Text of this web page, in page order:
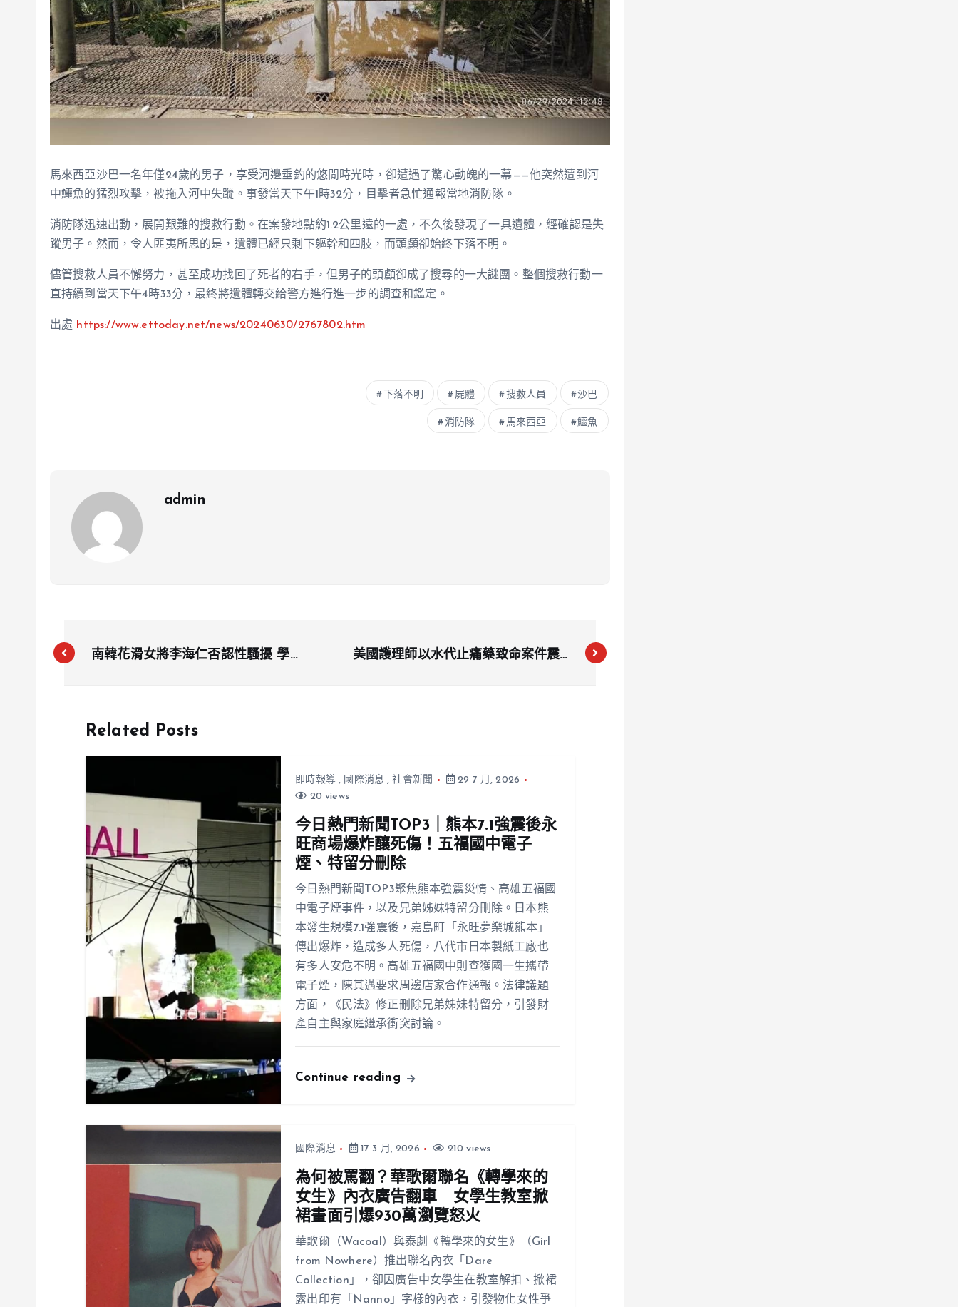
馬來西亞沙巴一名年僅24歲的男子，享受河邊垂釣的悠閒時光時，卻遭遇了驚心動魄的一幕——他突然遭到河
中鱷魚的猛烈攻擊，被拖入河中失蹤。事發當天下午1時32分，目擊者急忙通報當地消防隊。
消防隊迅速出動，展開艱難的搜救行動。在案發地點約1.2公里遠的一處，不久後發現了一具遺體，經確認是失
蹤男子。然而，令人匪夷所思的是，遺體已經只剩下軀幹和四肢，而頭顱卻始終下落不明。
儘管搜救人員不懈努力，甚至成功找回了死者的右手，但男子的頭顱卻成了搜尋的一大謎團。整個搜救行動一
直持續到當天下午4時33分，最終將遺體轉交給警方進行進一步的調查和鑑定。
出處 https://www.ettoday.net/news/20240630/2767802.htm
下落不明 屍體 搜救人員 沙巴
消防隊 馬來西亞 鱷魚
admin
南韓花滑女將李海仁否認性騷擾 學弟
美國護理師以水代止痛藥致命案件震驚
Related Posts
即時報導, 國際消息 ,社會新聞
29 7 月, 2026
20 views
今日熱門新聞TOP3｜熊本7.1強震後永
旺商場爆炸釀死傷！五福國中電子
煙、特留分刪除
今日熱門新聞TOP3聚焦熊本強震災情、高雄五福國
中電子煙事件，以及兄弟姊妹特留分刪除。日本熊
本發生規模7.1強震後，嘉島町「永旺夢樂城熊本」
傳出爆炸，造成多人死傷，八代市日本製紙工廠也
有多人安危不明。高雄五福國中則查獲國一生攜帶
電子煙，陳其邁要求周邊店家合作通報。法律議題
方面，《民法》修正刪除兄弟姊妹特留分，引發財
產自主與家庭繼承衝突討論。
Continue reading
國際消息 17 3 月, 2026 210 views
為何被罵翻？華歌爾聯名《轉學來的
女生》內衣廣告翻車 女學生教室掀
裙畫面引爆930萬瀏覽怒火
華歌爾（Wacoal）與泰劇《轉學來的女生》（Girl
from Nowhere）推出聯名內衣「Dare
Collection」，卻因廣告中女學生在教室解扣、掀裙
露出印有「Nanno」字樣的內衣，引發物化女性爭